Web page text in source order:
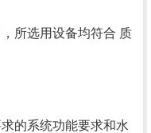
所选用设备均符合 质
的系统功能要求和水